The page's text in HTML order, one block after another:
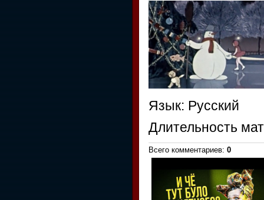
Язык: Русский
Длительность
Всего комментариев: 0